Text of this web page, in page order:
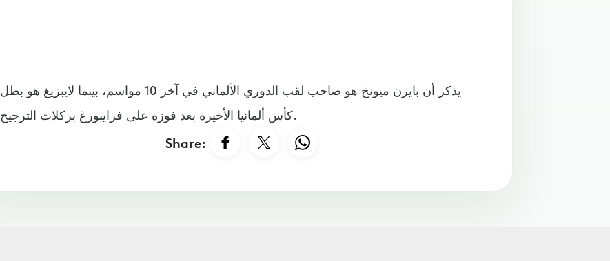
يذكر أن بايرن ميونخ هو صاحب لقب الدوري الألماني في آخر 10 مواسم، بينما لايبزيغ هو بطل
كأس ألمانيا الأخيرة بعد فوزه على فرايبورغ بركلات الترجيح.
Share: